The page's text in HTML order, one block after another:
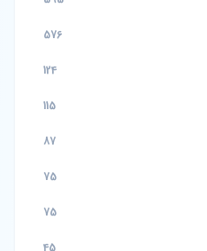
576
124
115
87
75
75